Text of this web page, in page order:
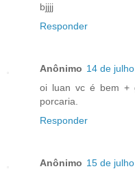
bjjjj
Responder
Anônimo 14 de
oi luan vc é bem +
porcaria.
Responder
Anônimo 15 de